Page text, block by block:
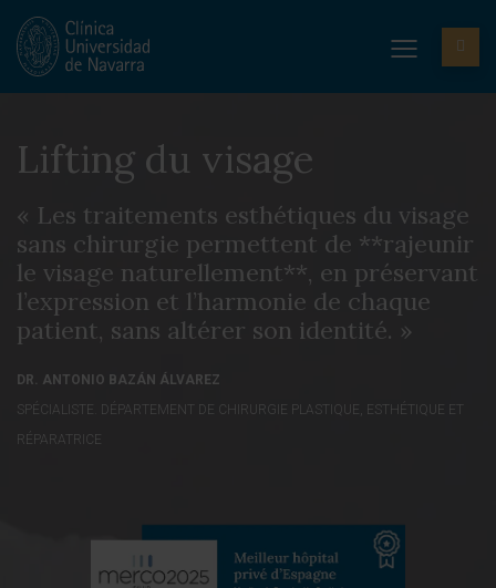
Lifting du visage
« Les traitements esthétiques du visage
sans chirurgie permettent de **rajeunir
le visage naturellement**, en préservant
l’expression et l’harmonie de chaque
patient, sans altérer son identité. »
DR. ANTONIO BAZÁN ÁLVAREZ
SPÉCIALISTE. DÉPARTEMENT DE CHIRURGIE PLASTIQUE, ESTHÉTIQUE ET
RÉPARATRICE